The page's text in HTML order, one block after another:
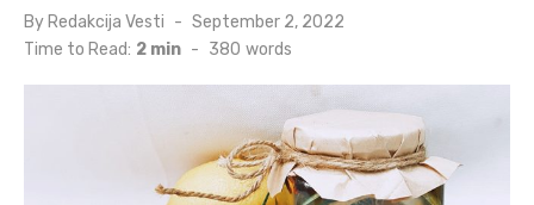
By Redakcija Vesti
Posted
September 2, 2022
Time to Read: 2 min - 380 words